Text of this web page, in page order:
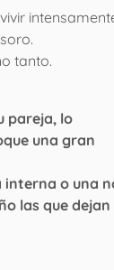
tanto.
pareja, lo
una gran
interna o una
las que dejan